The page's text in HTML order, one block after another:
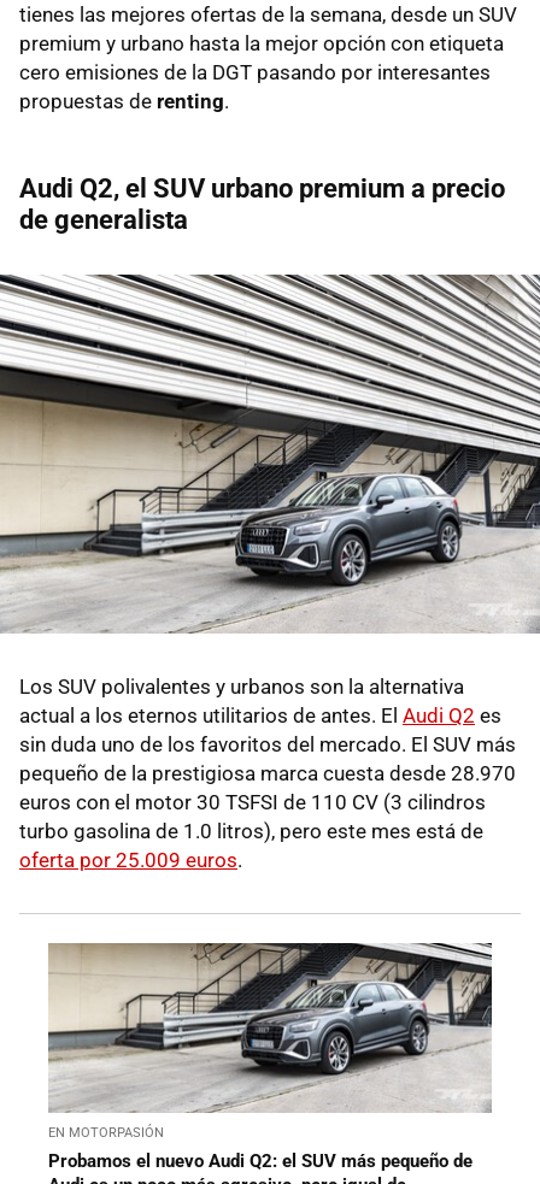
tienes las mejores ofertas de la semana, desde un SUV
premium y urbano hasta la mejor opción con etiqueta
cero emisiones de la DGT pasando por interesantes
propuestas de renting.
Audi Q2, el SUV urbano premium a precio
de generalista
Los SUV polivalentes y urbanos son la alternativa
actual a los eternos utilitarios de antes. El Audi Q2 es
sin duda uno de los favoritos del mercado. El SUV más
pequeño de la prestigiosa marca cuesta desde 28.970
euros con el motor 30 TSFSI de 110 CV (3 cilindros
turbo gasolina de 1.0 litros), pero este mes está de
oferta por 25.009 euros.
EN MOTORPASIÓN
Probamos el nuevo Audi Q2: el SUV más pequeño de